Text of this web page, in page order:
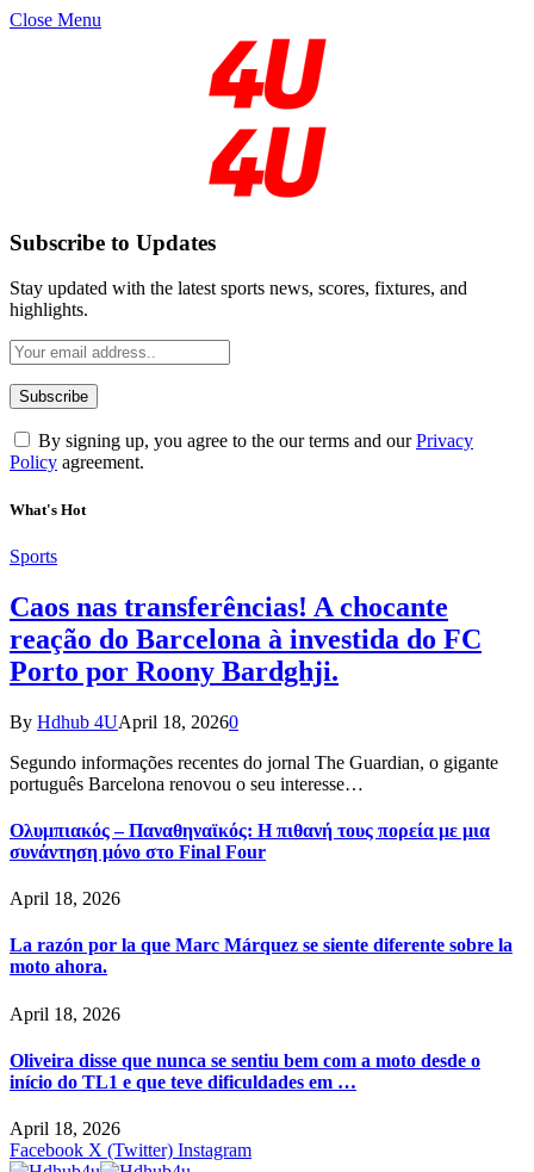
Close Menu
Subscribe to Updates
Stay updated with the latest sports news, scores, fixtures, and
highlights.
By signing up, you agree to the our terms and ourPrivacy
Policy agreement.
What's Hot
Sports
Caos nas transferências! A chocante
reação do Barcelona à investida do FC
Porto por Roony Bardghji.
By Hdhub 4UApril 18, 20260
Segundo informações recentes do jornal The Guardian, o gigante
português Barcelona renovou o seu interesse…
Ολυμπιακός – Παναθηναϊκός: Η πιθανή τους πορεία με μια
συνάντηση μόνο στο Final Four
April 18, 2026
La razón por la que Marc Márquez se siente diferente sobre la
moto ahora.
April 18, 2026
Oliveira disse que nunca se sentiu bem com a moto desde o
início do TL1 e que teve dificuldades em …
April 18, 2026
Facebook X (Twitter) Instagram